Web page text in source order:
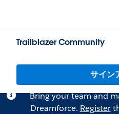
Trailblazer Community
サイン
Bring your team and
Dreamforce. Register